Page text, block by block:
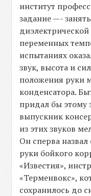
институт
задание —-
переменных
испытаниях
звук, высота и
положения руки
конденсатора.
придал бы этому
выпускник
из этих звуков
Он сперва
руки бойкого
«Известия»,
«Терменвокс»,
сохранилось до